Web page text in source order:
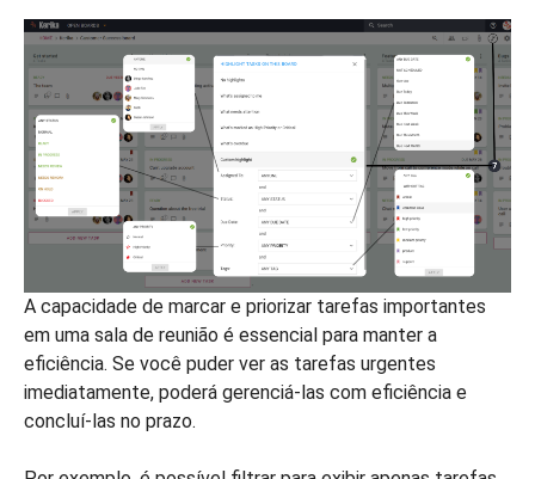
A capacidade de marcar e priorizar tarefas importantes
em uma sala de reunião é essencial para manter a
eficiência. Se você puder ver as tarefas urgentes
imediatamente, poderá gerenciá-las com eficiência e
concluí-las no prazo.